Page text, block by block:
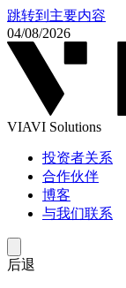
跳转到主要内容
04/08/2026
VIAVI Solutions
投资者关系
合作伙伴
博客
与我们联系
后退